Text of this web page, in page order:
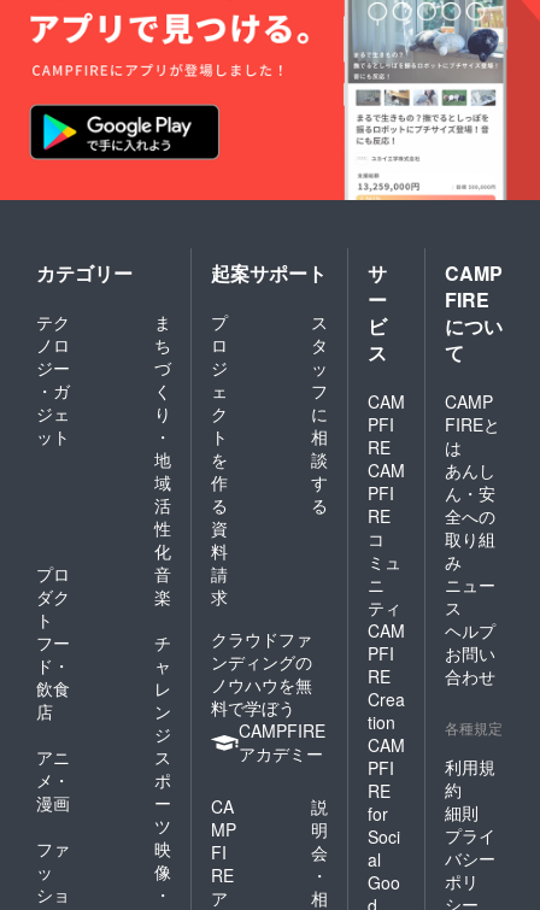
カテゴリー
テク
ノロ
ジー
・ガ
ジェ
ット
ま
ち
づ
く
り
・
地
域
活
性
化
プロ
ダク
ト
音
楽
フー
ド・
飲食
店
チ
ャ
レ
ン
ジ
アニ
メ・
漫画
ス
ポ
ー
ツ
ファ
ッ
ショ
映
像
・
起案サポート
プ
ロ
ジ
ェ
ク
ト
を
作
る
ス
タ
ッ
フ
に
相
談
す
る
資
料
請
求
クラウドファ
ンディングの
ノウハウを無
料で学ぼう
CAMPFIRE
アカデミー
CA
MP
FI
RE
ア
説
明
会
・
相
サ
ー
ビ
ス
CAM
PFI
RE
CAM
PFI
RE
コ
ミュ
ニ
ティ
CAM
PFI
RE
Crea
tion
CAM
PFI
RE
for
Soci
al
Goo
d
CAMP
FIRE
につい
て
CAMP
FIREと
は
あんし
ん・安
全への
取り組
み
ニュー
ス
ヘルプ
お問い
合わせ
各種規定
利用規
約
細則
プライ
バシー
ポリ
シー